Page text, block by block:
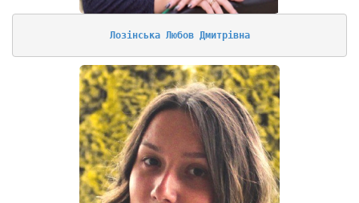
Лозінська Любов Дмитрівна